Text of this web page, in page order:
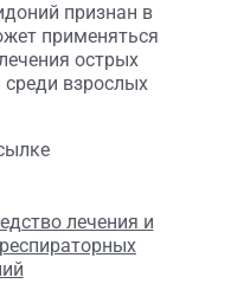
признан в
применяться
острых
взрослых